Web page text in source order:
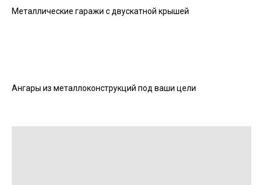
Металлические гаражи с двускатной крышей
Ангары из металлоконструкций под ваши цели